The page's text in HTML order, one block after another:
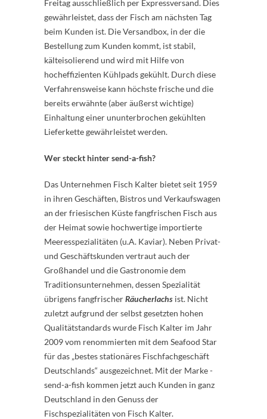
Freitag ausschließlich per Expressversand. Dies
gewährleistet, dass der Fisch am nächsten Tag
beim Kunden ist. Die Versandbox, in der die
Bestellung zum Kunden kommt, ist stabil,
kälteisolierend und wird mit Hilfe von
hocheffizienten Kühlpads gekühlt. Durch diese
Verfahrensweise kann höchste frische und die
bereits erwähnte (aber äußerst wichtige)
Einhaltung einer ununterbrochen gekühlten
Lieferkette gewährleistet werden.
Wer steckt hinter send-a-fish?
Das Unternehmen Fisch Kalter bietet seit 1959
in ihren Geschäften, Bistros und Verkaufswagen
an der friesischen Küste fangfrischen Fisch aus
der Heimat sowie hochwertige importierte
Meeresspezialitäten (u.A. Kaviar). Neben Privat-
und Geschäftskunden ­vertraut auch ­der
Großhandel und die Gastronomie dem
Traditionsunternehmen, dessen Spezialität
übrigens fangfrischerRäucherlachs ist. Nicht
zuletzt aufgrund der selbst gesetzten hohen
Qualitätstandards wurde Fisch Kalter im Jahr
2009 vom renommierten mit dem ­Seafood Star
für das „bestes stationäres Fischfachgeschäft
Deutschlands“ ausgezeichnet. Mit der Marke ­
send-a-fish kommen jetzt auch Kunden in ganz
Deutschland in den Genuss der
Fischspezialitäten von Fisch Kalter.